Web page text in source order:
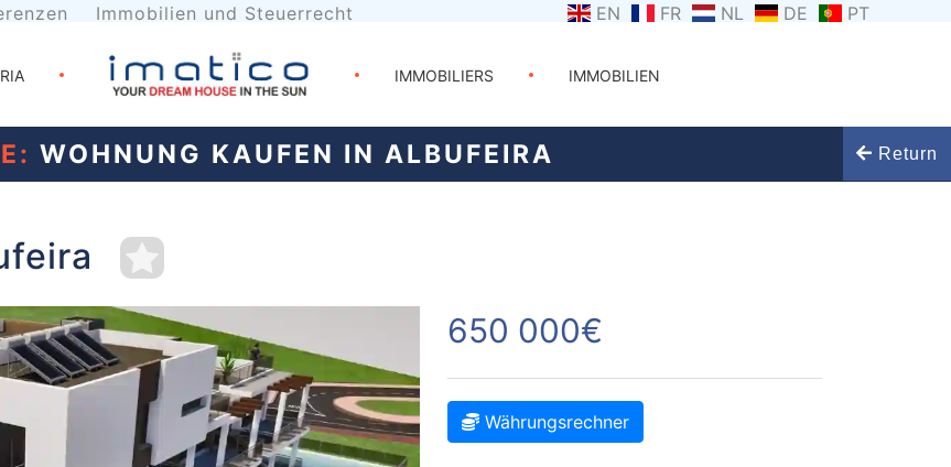
Immobilien und Steuerrecht EN FR NL DE PT
IMMOBILIERS IMMOBILIEN
WOHNUNG KAUFEN IN ALBUFEIRA Return
650 000€
Währungsrechner